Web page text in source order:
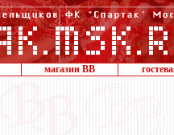
магазин ВВ